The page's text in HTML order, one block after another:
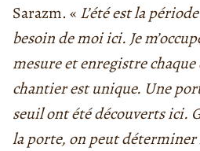
Sarazm. « L’été est la
besoin de moi ici. Je
mesure et enregistre chaque
chantier est unique. Une
seuil ont été découverts ici.
la porte, on peut déterminer